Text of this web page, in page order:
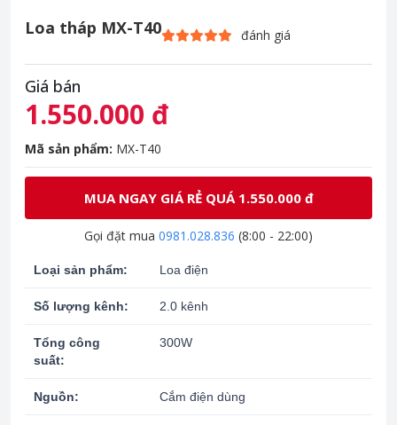
Loa tháp MX-T40 đánh giá
Giá bán
1.550.000 đ
Mã sản phẩm: MX-T40
MUA NGAY GIÁ RẺ QUÁ 1.550.000 đ
Gọi đặt mua 0981.028.836 (8:00 - 22:00)
Loại sản phẩm: Loa điện
Số lượng kênh: 2.0 kênh
Tổng công
suất:
300W
Nguồn: Cắm điện dùng